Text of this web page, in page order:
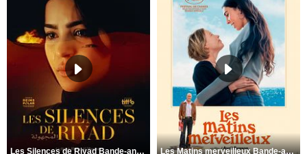
Les Silences de Riyad Bande-annonce VO STFR Les Matins merveilleux Bande-annonce VF